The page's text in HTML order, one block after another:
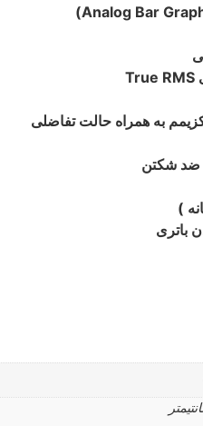
True RMS
به همراه حالت تفاضلی
ضد شکتن
)
باتری